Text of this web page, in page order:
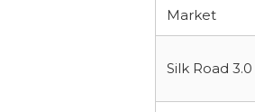
Market
Silk Road 3.0